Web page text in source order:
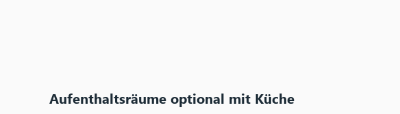
Aufenthaltsräume optional mit Küche